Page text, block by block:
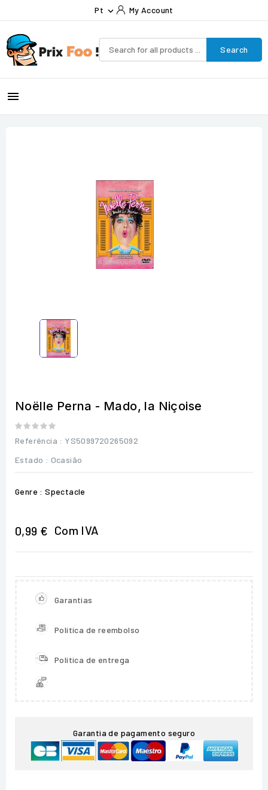
Pt  My Account
Search

Noëlle Perna - Mado, la Niçoise
Referência : YS5099720265092
Estado : Ocasião
Genre : Spectacle
0,99 € Com IVA
Garantias
Política de reembolso
Política de entrega
Garantia de pagamento seguro